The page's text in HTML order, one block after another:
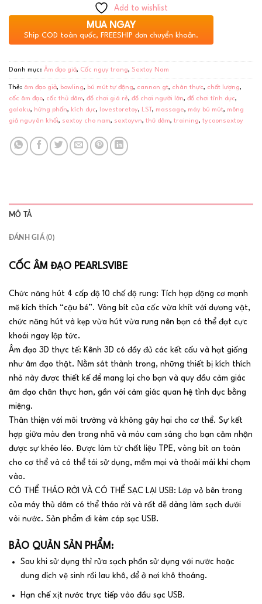
Add to wishlist
MUA NGAY
Ship COD toàn quốc, FREESHIP đơn chuyển khoản.
Danh mục: Âm đạo giả, Cốc ngụy trang, Sextoy Nam
Thẻ: âm đạo giả, bowling, bú mút tự động, cannon gt, chân thực, chất lượng,
cốc âm đạo, cốc thủ dâm, đồ chơi giá rẻ, đồ chơi người lớn, đồ chơi tình dục,
galaku, hứng phấn, kích dục, lovestoretoy, LST, massage, máy bú mút, mông
giả nguyên khối, sextoy cho nam, sextoyvn, thủ dâm, training, tycoonsextoy
MÔ TẢ
ĐÁNH GIÁ (0)
CỐC ÂM ĐẠO PEARLSVIBE
Chức năng hút 4 cấp độ 10 chế độ rung: Tích hợp động cơ mạnh
mẽ kích thích “cậu bé”. Vòng bít của cốc vừa khít với dương vật,
chức năng hút và kẹp vừa hút vừa rung nên bạn có thể đạt cực
khoái ngay lập tức.
Âm đạo 3D thực tế: Kênh 3D có đầy đủ các kết cấu và hạt giống
như âm đạo thật. Nằm sát thành trong, những thiết bị kích thích
nhỏ này được thiết kế để mang lại cho bạn và quy đầu cảm giác
âm đạo chân thực hơn, gần với cảm giác quan hệ tình dục bằng
miệng.
Thân thiện với môi trường và không gây hại cho cơ thể. Sự kết
hợp giữa màu đen trang nhã và màu cam sáng cho bạn cảm nhận
được sự khéo léo. Được làm từ chất liệu TPE, vòng bít an toàn
cho cơ thể và có thể tái sử dụng, mềm mại và thoải mái khi chạm
vào.
CÓ THỂ THÁO RỜI VÀ CÓ THỂ SẠC LẠI USB: Lớp vỏ bên trong
của máy thủ dâm có thể tháo rời và rất dễ dàng làm sạch dưới
vòi nước. Sản phẩm đi kèm cáp sạc USB.
BẢO QUẢN SẢN PHẨM:
Sau khi sử dụng thì rửa sạch phần sử dụng với nước hoặc
dung dịch vệ sinh rồi lau khô, để ở nơi khô thoáng.
Hạn chế xịt nước trực tiếp vào đầu sạc USB.